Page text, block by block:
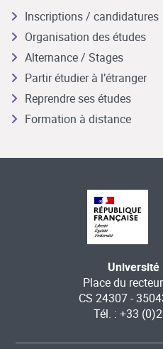
Inscriptions / candidatures
Organisation des études
Alternance / Stages
Partir étudier à l’étranger
Reprendre ses études
Formation à distance
Université
Place du
CS 24307 -
Tél. : +33